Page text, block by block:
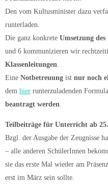
Den vom Kultusminister dazu
runterladen.
Die ganz konkrete Umsetzung des
und 6 kommunizieren wir
Klassenleitungen
Eine Notbetreuung ist nur noch
dem hier runterzuladenden
beantragt werden
Teilbeiträge für Unterricht ab
Bzgl. der Ausgabe der Zeugnisse
– alle anderen SchülerInnen
sie das erste Mal wieder am
erst im März sein sollte.